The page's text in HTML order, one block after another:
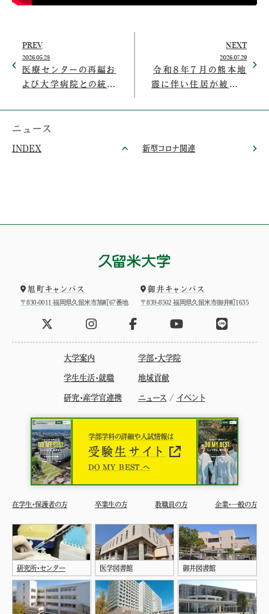
PREV
2026.05.28
医療センターの再編お
よび大学病院との統合
NEXT
2026.07.29
令和８年７月の熊本地
震に伴い住居が被災さ
（家計支持者）へのお見
ニュース
INDEX 新型コロナ関連
旭町キャンパス
〒830-0011 福岡県久留米市旭町67番地
御井キャンパス
〒839-8502 福岡県久留米市御井町1635
大学案内 学部・大学院
学生生活・就職 地域貢献
研究・産学官連携 ニュース / イベント
学部学科の詳細や入試情報は
受験生サイト
DO MY BEST.へ
在学生・保護者の方 卒業生の方 教職員の方 企業・一般の方
研究所・センター 医学図書館 御井図書館